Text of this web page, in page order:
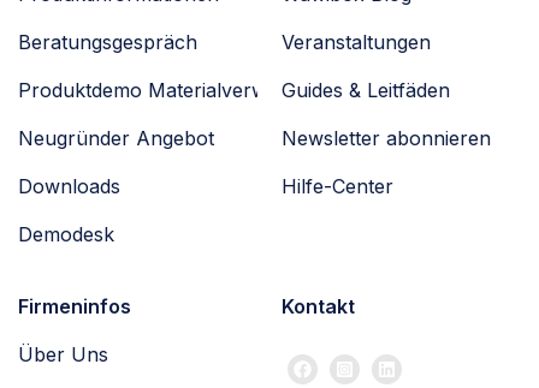
Beratungsgespräch
Produktdemo Materialverwaltung
Neugründer Angebot
Downloads
Demodesk
Veranstaltungen
Guides & Leitfäden
Newsletter abonnieren
Hilfe-Center
Firmeninfos
Über Uns
Kontakt